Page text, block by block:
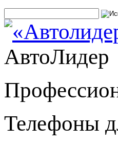
АвтоЛидер
Телефоны